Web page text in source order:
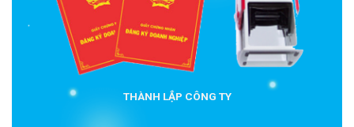
THÀNH LẬP CÔNG TY